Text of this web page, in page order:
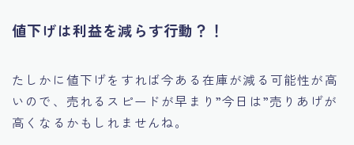
値下げは利益を減らす行動？！
たしかに値下げをすれば今ある在庫が減る可能性が高
いので、売れるスピードが早まり”今日は”売りあげが
高くなるかもしれませんね。